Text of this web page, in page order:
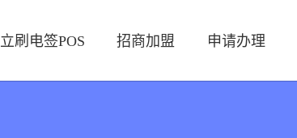
立刷电签POS 招商加盟 申请办理